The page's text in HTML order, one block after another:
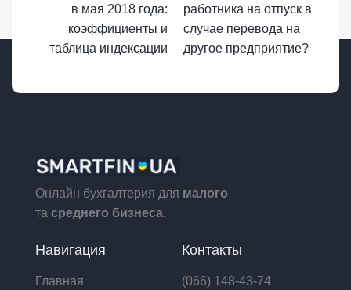
в мая 2018 года:
коэффициенты и
таблица индексации
работника на отпуск в
случае перевода на
другое предприятие?
Онлайн бухгалтерия для малого
та среднего бизнеса.
Навигация
Главная
Контакты
(066) 148-43-74